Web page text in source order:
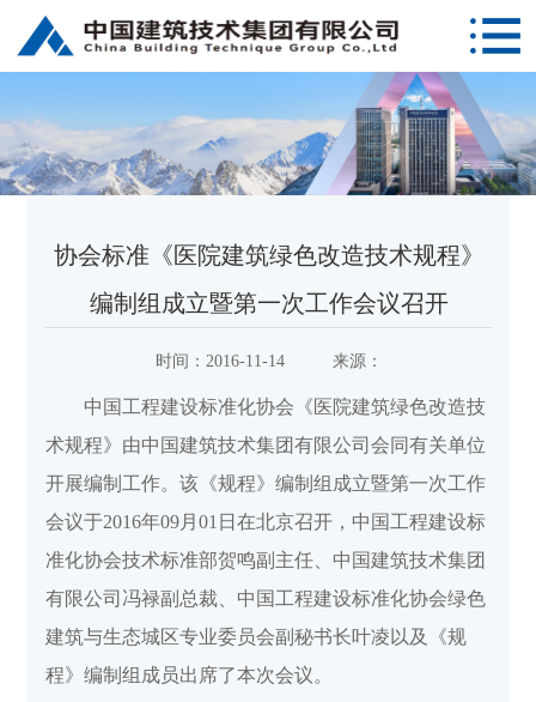
协会标准《医院建筑绿色改造技术规程》
编制组成立暨第一次工作会议召开
时间： 2016-11-14 来源：
中国工程建设标准化协会《医院建筑绿色改造技
术规程》由中国建筑技术集团有限公司会同有关单位
开展编制工作。该《规程》编制组成立暨第一次工作
会议于2016年09月01日在北京召开，中国工程建设标
准化协会技术标准部贺鸣副主任、中国建筑技术集团
有限公司冯禄副总裁、中国工程建设标准化协会绿色
建筑与生态城区专业委员会副秘书长叶凌以及《规
程》编制组成员出席了本次会议。